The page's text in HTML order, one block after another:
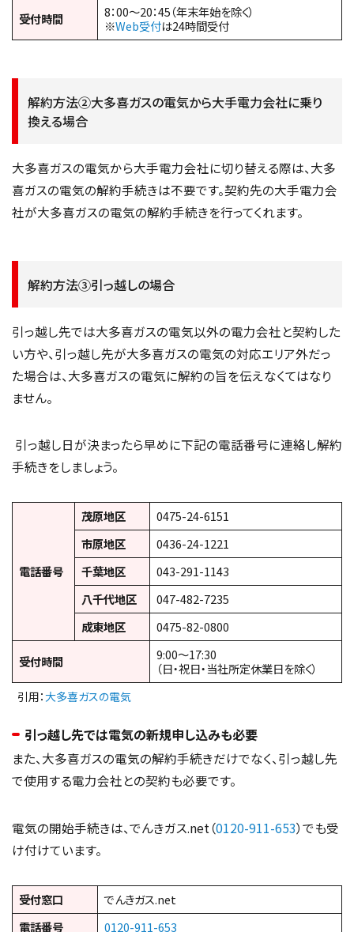
受付時間
8：00～20：45（年末年始を除く）
※Web受付は24時間受付
解約方法②大多喜ガスの電気から大手電力会社に乗り
換える場合
大多喜ガスの電気から大手電力会社に切り替える際は、大多
喜ガスの電気の解約手続きは不要です。契約先の大手電力会
社が大多喜ガスの電気の解約手続きを行ってくれます。
解約方法③引っ越しの場合
引っ越し先では大多喜ガスの電気以外の電力会社と契約した
い方や、引っ越し先が大多喜ガスの電気の対応エリア外だっ
た場合は、大多喜ガスの電気に解約の旨を伝えなくてはなり
ません。
引っ越し日が決まったら早めに下記の電話番号に連絡し解約
手続きをしましょう。
電話番号
茂原地区
0475-24-6151
市原地区
0436-24-1221
千葉地区
043-291-1143
八千代地区
047-482-7235
成東地区
0475-82-0800
受付時間
9:00〜17:30
（日・祝日・当社所定休業日を除く）
引用：大多喜ガスの電気
引っ越し先では電気の新規申し込みも必要
また、大多喜ガスの電気の解約手続きだけでなく、引っ越し先
で使用する電力会社との契約も必要です。
電気の開始手続きは、でんきガス.net（0120-911-653）でも受
け付けています。
受付窓口
でんきガス.net
電話番号
0120-911-653